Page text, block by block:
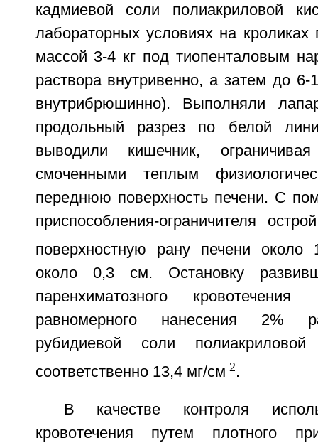
кадмиевой соли полиакриловой
лабораторных условиях на
массой 3-4 кг под тиопенталовым
раствора внутривенно, а затем до
внутрибрюшинно). Выполняли
продольный разрез по белой
выводили кишечник,
смоченными теплым
переднюю поверхность печени. С
приспособления-ограничителя
поверхностную рану печени около
около 0,3 см. Остановку
паренхиматозного
равномерного нанесения 2%
рубидиевой соли
соответственно 13,4 мг/см 2.
В качестве контроля
кровотечения путем плотного